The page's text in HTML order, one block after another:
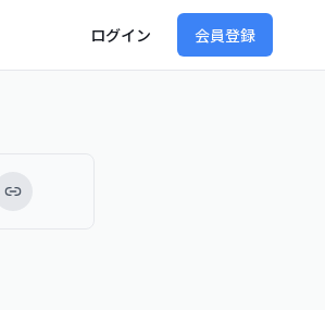
ログイン 会員登録